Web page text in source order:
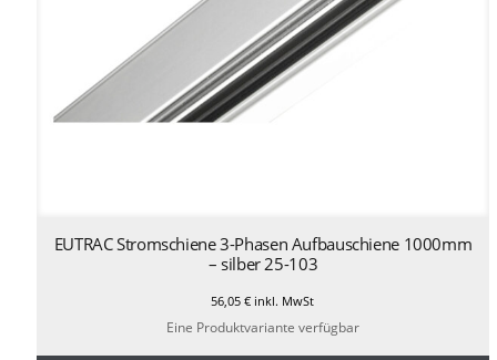
EUTRAC Stromschiene 3-Phasen Aufbauschiene 1000mm
– silber 25-103
56,05€ inkl. MwSt
Eine Produktvariante verfügbar